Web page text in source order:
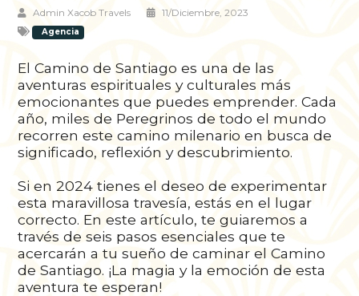
Admin Xacob Travels 11/diciembre, 2023
Agencia
El Camino de Santiago es una de las
aventuras espirituales y culturales más
emocionantes que puedes emprender. Cada
año, miles de Peregrinos de todo el mundo
recorren este camino milenario en busca de
significado, reflexión y descubrimiento.
Si en 2024 tienes el deseo de experimentar
esta maravillosa travesía, estás en el lugar
correcto. En este artículo, te guiaremos a
través de seis pasos esenciales que te
acercarán a tu sueño de caminar el Camino
de Santiago. ¡La magia y la emoción de esta
aventura te esperan!